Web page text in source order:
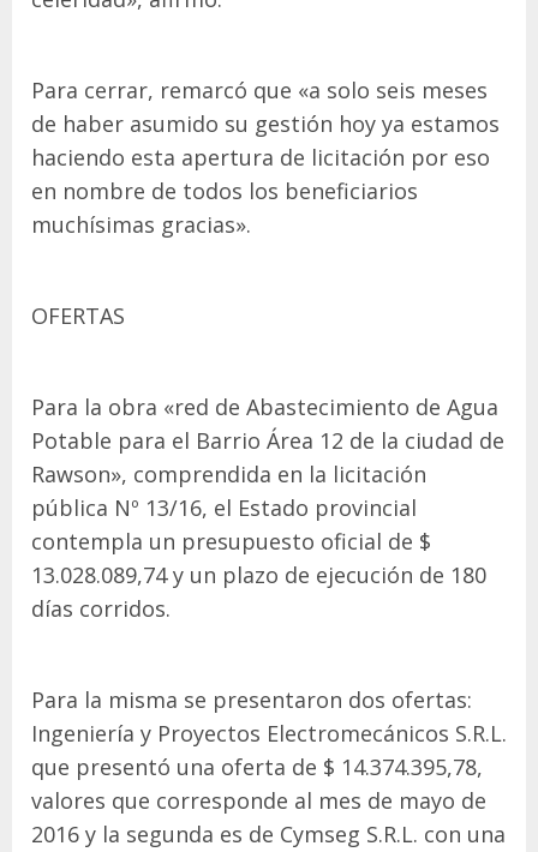
Para cerrar, remarcó que «a solo seis meses
de haber asumido su gestión hoy ya estamos
haciendo esta apertura de licitación por eso
en nombre de todos los beneficiarios
muchísimas gracias».
OFERTAS
Para la obra «red de Abastecimiento de Agua
Potable para el Barrio Área 12 de la ciudad de
Rawson», comprendida en la licitación
pública Nº 13/16, el Estado provincial
contempla un presupuesto oficial de $
13.028.089,74 y un plazo de ejecución de 180
días corridos.
Para la misma se presentaron dos ofertas:
Ingeniería y Proyectos Electromecánicos S.R.L.
que presentó una oferta de $ 14.374.395,78,
valores que corresponde al mes de mayo de
2016 y la segunda es de Cymseg S.R.L. con una